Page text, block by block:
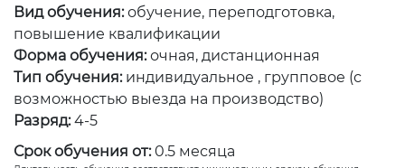
Вид обучения: обучение, переподготовка,
повышение квалификации
Форма обучения: очная, дистанционная
Тип обучения: индивидуальное , групповое (с
возможностью выезда на производство)
Разряд: 4-5
Срок обучения от: 0.5 месяца